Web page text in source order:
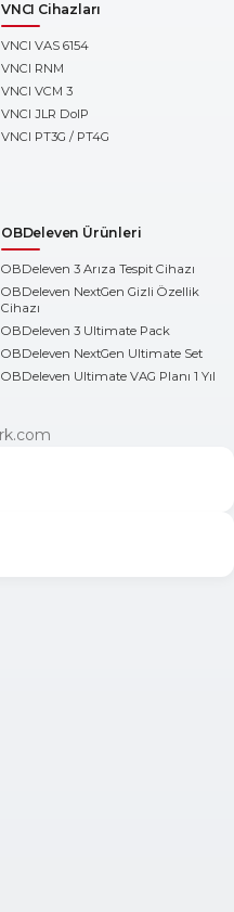
VNCI Cihazları
VNCI VAS 6154
VNCI RNM
VNCI VCM 3
VNCI JLR DoIP
VNCI PT3G / PT4G
OBDeleven Ürünleri
OBDeleven 3 Arıza Tespit Cihazı
OBDeleven NextGen Gizli Özellik
Cihazı
OBDeleven 3 Ultimate Pack
OBDeleven NextGen Ultimate Set
OBDeleven Ultimate VAG Planı 1 Yıl